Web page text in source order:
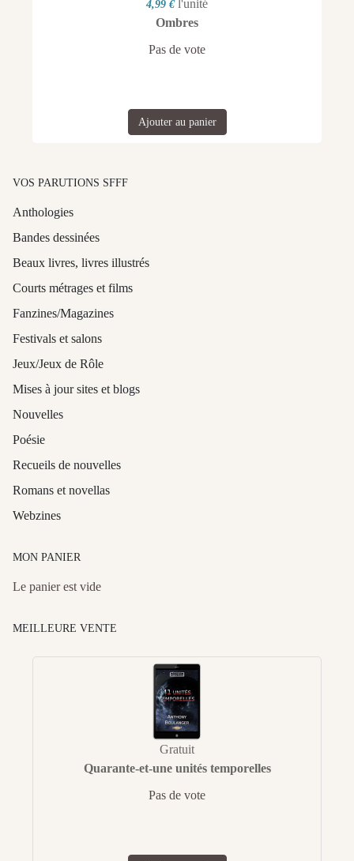
4,99 € l'unité
Ombres
Pas de vote
Ajouter au panier
VOS PARUTIONS SFFF
Anthologies
Bandes dessinées
Beaux livres, livres illustrés
Courts métrages et films
Fanzines/Magazines
Festivals et salons
Jeux/Jeux de Rôle
Mises à jour sites et blogs
Nouvelles
Poésie
Recueils de nouvelles
Romans et novellas
Webzines
MON PANIER
Le panier est vide
MEILLEURE VENTE
Gratuit
Quarante-et-une unités temporelles
Pas de vote